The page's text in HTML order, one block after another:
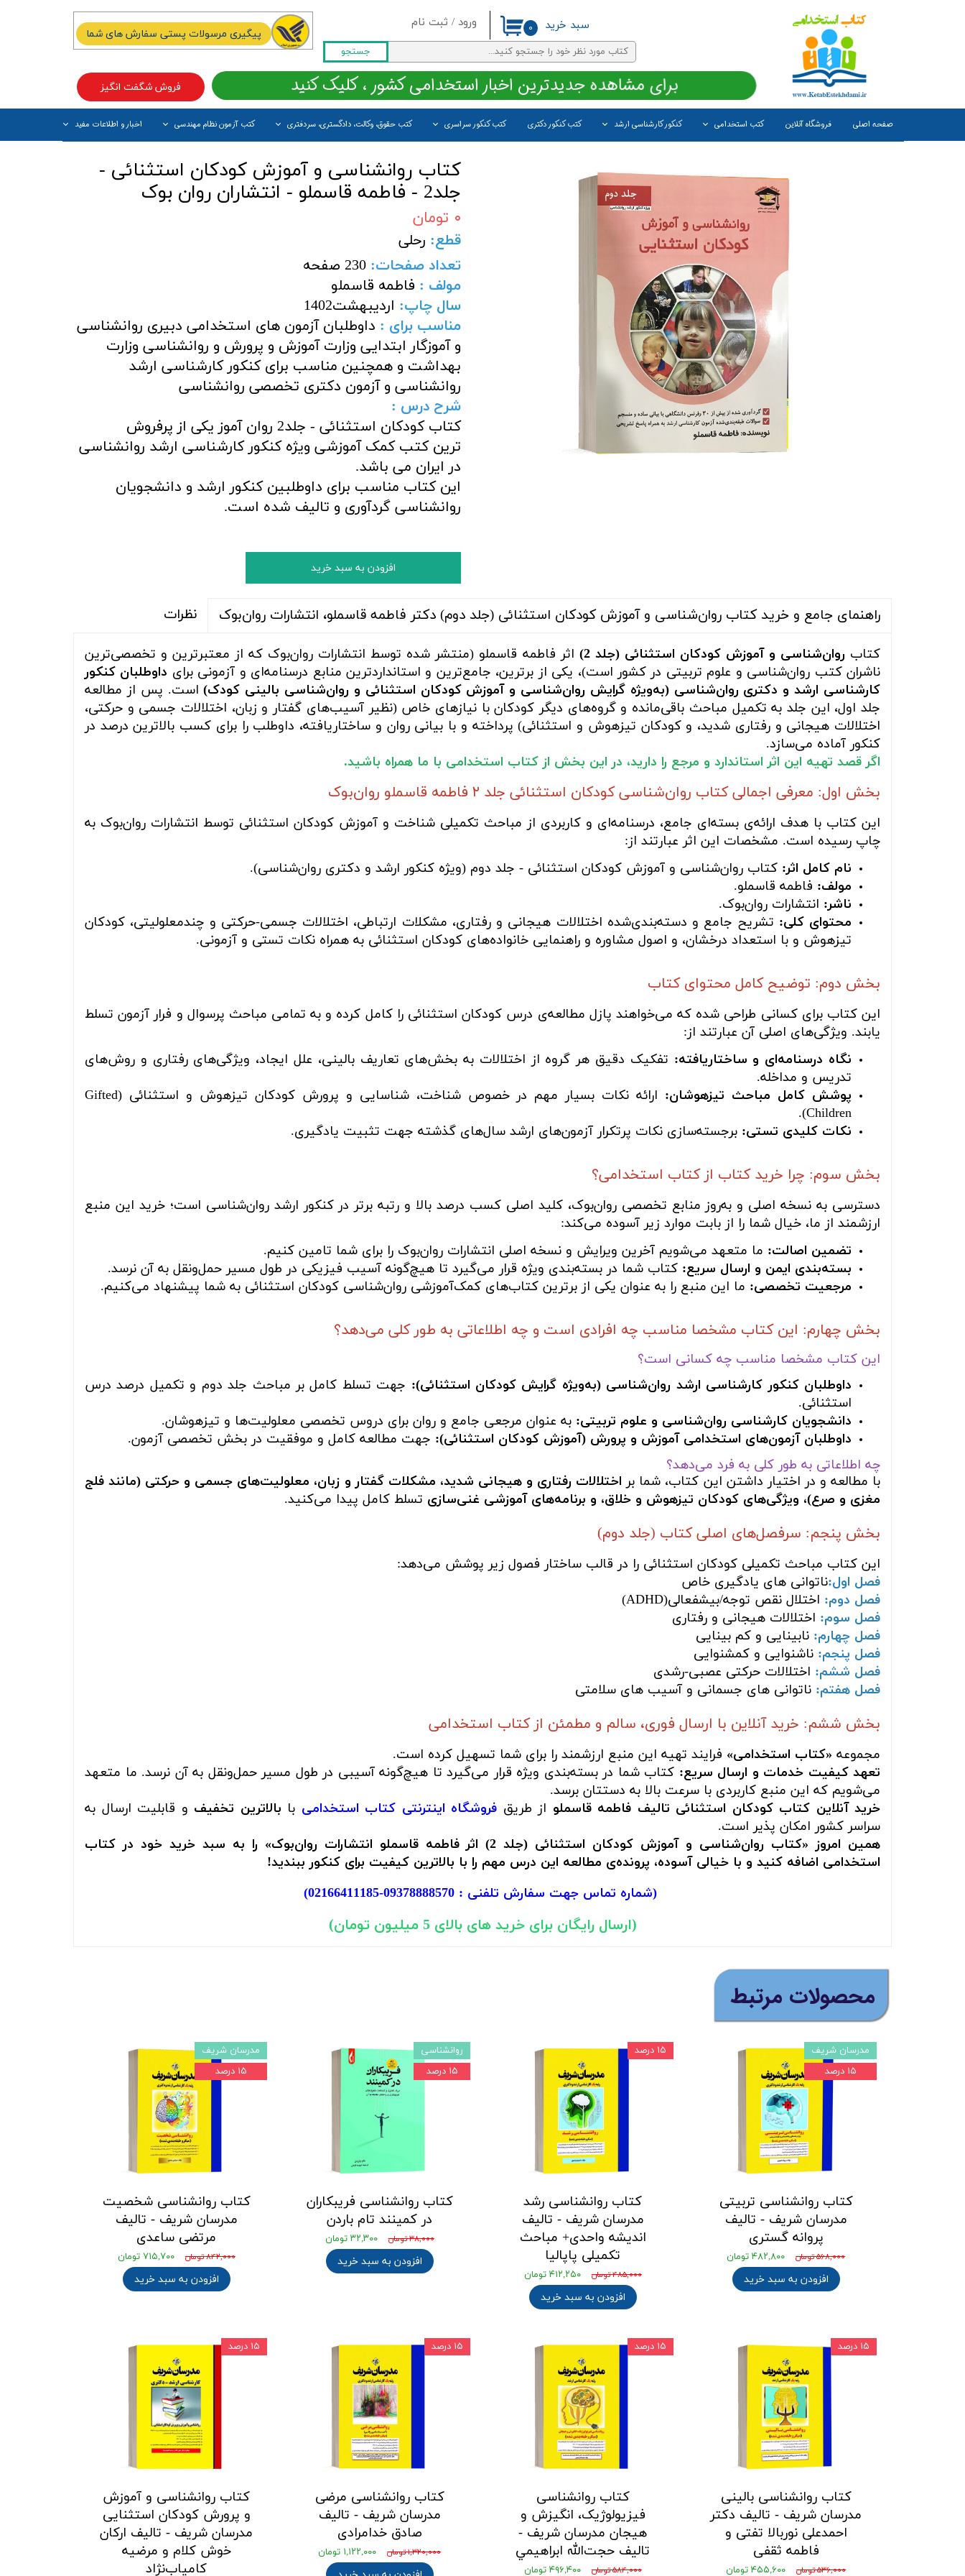
ورود / ثبت نام
حساب کاربری من
تغییر گذر واژه
سفارشات
خروج از حساب کاربری
جستجو
صفحه اصلی فروشگاه آنلاین کتب استخدامی کنکور کارشناسی ارشد کتب کنکور دکتری کتب کنکور سراسری کتب حقوق، وکالت، دادگستری، سردفتری کتب آزمون نظام مهندسی اخبار و اطلاعات مفید
۰ سبد خرید
فروش شگفت انگیز برای مشاهده جدیدترین اخبار استخدامی کشور ، کلیک کنید
پیگیری مرسولات پستی سفارش های شما
کتاب روانشناسی و آموزش کودکان استثنائی -
جلد2 - فاطمه قاسملو - انتشاران روان بوک
۰ تومان
قطع: رحلی
تعداد صفحات: 230 صفحه
مولف : فاطمه قاسملو
سال چاپ: اردیبهشت1402
مناسب برای : داوطلبان آزمون های استخدامی دبیری روانشناسی
و آموزگار ابتدایی وزارت آموزش و پرورش و روانشناسی وزارت
بهداشت و همچنین مناسب برای کنکور کارشناسی ارشد
روانشناسی و آزمون دکتری تخصصی روانشناسی
شرح درس :
کتاب کودکان استثنائی - جلد2 روان آموز یکی از پرفروش
ترین کتب کمک آموزشی ویژه کنکور کارشناسی ارشد روانشناسی
در ایران می باشد.
این کتاب مناسب برای داوطلبین کنکور ارشد و دانشجویان
روانشناسی گردآوری و تالیف شده است.
افزودن به سبد خرید
راهنمای جامع و خرید کتاب روان‌شناسی و آموزش کودکان استثنائی (جلد دوم) دکتر فاطمه قاسملو، انتشارات روان‌بوک نظرات
کتاب روان‌شناسی و آموزش کودکان استثنائی (جلد 2)
اثر فاطمه قاسملو (منتشر شده توسط انتشارات روان‌بوک که از معتبرترین و تخصصی‌ترین
ناشران کتب روان‌شناسی و علوم تربیتی در کشور است)، یکی از برترین، جامع‌ترین و استانداردترین منابع درسنامه‌ای و آزمونی برای داوطلبان کنکور
کارشناسی ارشد و دکتری روان‌شناسی (به‌ویژه گرایش روان‌شناسی و آموزش کودکان استثنائی و روان‌شناسی بالینی کودک)است. پس از مطالعه
جلد اول، این جلد به تکمیل مباحث باقی‌مانده و گروه‌های دیگر کودکان با نیازهای خاص (نظیر آسیب‌های گفتار و زبان، اختلالات جسمی و حرکتی،
اختلالات هیجانی و رفتاری شدید، و کودکان تیزهوش و استثنائی) پرداخته و با بیانی روان و ساختاریافته، داوطلب را برای کسب بالاترین درصد در
کنکور آماده می‌سازد.
اگر قصد تهیه این اثر استاندارد و مرجع را دارید، در این بخش از کتاب استخدامی با ما همراه باشید.
بخش اول: معرفی اجمالی کتاب روان‌شناسی کودکان استثنائی جلد ۲ فاطمه قاسملو روان‌بوک
این کتاب با هدف ارائه‌ی بسته‌ای جامع، درسنامه‌ای و کاربردی از مباحث تکمیلی شناخت و آموزش کودکان استثنائی توسط انتشارات روان‌بوک به
چاپ رسیده است. مشخصات این اثر عبارتند از:
نام کامل اثر: کتاب روان‌شناسی و آموزش کودکان استثنائی - جلد دوم (ویژه کنکور ارشد و دکتری روان‌شناسی).
مولف: فاطمه قاسملو.
ناشر: انتشارات روان‌بوک.
محتوای کلی: تشریح جامع و دسته‌بندی‌شده اختلالات هیجانی و رفتاری، مشکلات ارتباطی، اختلالات جسمی-حرکتی و چندمعلولیتی، کودکان
تیزهوش و با استعداد درخشان، و اصول مشاوره و راهنمایی خانواده‌های کودکان استثنائی به همراه نکات تستی و آزمونی.
بخش دوم: توضیح کامل محتوای کتاب
این کتاب برای کسانی طراحی شده که می‌خواهند پازل مطالعه‌ی درس کودکان استثنائی را کامل کرده و به تمامی مباحث پرسوال و فرار آزمون تسلط
یابند. ویژگی‌های اصلی آن عبارتند از:
نگاه درسنامه‌ای و ساختاریافته: تفکیک دقیق هر گروه از اختلالات به بخش‌های تعاریف بالینی، علل ایجاد، ویژگی‌های رفتاری و روش‌های
تدریس و مداخله.
پوشش کامل مباحث تیزهوشان:
ارائه نکات بسیار مهم در خصوص شناخت، شناسایی و پرورش کودکان تیزهوش و استثنائی (Gifted
Children).
نکات کلیدی تستی: برجسته‌سازی نکات پرتکرار آزمون‌های ارشد سال‌های گذشته جهت تثبیت یادگیری.
بخش سوم: چرا خرید کتاب از کتاب استخدامی؟
دسترسی به نسخه اصلی و به‌روز منابع تخصصی روان‌بوک، کلید اصلی کسب درصد بالا و رتبه برتر در کنکور ارشد روان‌شناسی است؛ خرید این منبع
ارزشمند از ما، خیال شما را از بابت موارد زیر آسوده می‌کند:
تضمین اصالت: ما متعهد می‌شویم آخرین ویرایش و نسخه اصلی انتشارات روان‌بوک را برای شما تامین کنیم.
بسته‌بندی ایمن و ارسال سریع: کتاب شما در بسته‌بندی ویژه قرار می‌گیرد تا هیچ‌گونه آسیب فیزیکی در طول مسیر حمل‌ونقل به آن نرسد.
مرجعیت تخصصی: ما این منبع را به عنوان یکی از برترین کتاب‌های کمک‌آموزشی روان‌شناسی کودکان استثنائی به شما پیشنهاد می‌کنیم.
بخش چهارم: این کتاب مشخصا مناسب چه افرادی است و چه اطلاعاتی به طور کلی می‌دهد؟
این کتاب مشخصا مناسب چه کسانی است؟
داوطلبان کنکور کارشناسی ارشد روان‌شناسی (به‌ویژه گرایش کودکان استثنائی): جهت تسلط کامل بر مباحث جلد دوم و تکمیل درصد درس
استثنائی.
دانشجویان کارشناسی روان‌شناسی و علوم تربیتی: به عنوان مرجعی جامع و روان برای دروس تخصصی معلولیت‌ها و تیزهوشان.
داوطلبان آزمون‌های استخدامی آموزش و پرورش (آموزش کودکان استثنائی): جهت مطالعه کامل و موفقیت در بخش تخصصی آزمون.
چه اطلاعاتی به طور کلی به فرد می‌دهد؟
با مطالعه و در اختیار داشتن این کتاب، شما بر اختلالات رفتاری و هیجانی شدید، مشکلات گفتار و زبان، معلولیت‌های جسمی و حرکتی (مانند فلج
مغزی و صرع)، ویژگی‌های کودکان تیزهوش و خلاق، و برنامه‌های آموزشی غنی‌سازی تسلط کامل پیدا می‌کنید.
بخش پنجم: سرفصل‌های اصلی کتاب (جلد دوم)
این کتاب مباحث تکمیلی کودکان استثنائی را در قالب ساختار فصول زیر پوشش می‌دهد:
فصل اول:ناتوانی های یادگیری خاص
فصل دوم: اختلال نقص توجه/بیشفعالی(ADHD)
فصل سوم: اختلالات هیجانی و رفتاری
فصل چهارم: نابینایی و کم بینایی
فصل پنجم: ناشنوایی و کمشنوایی
فصل ششم: اختلالات حرکتی عصبی-رشدی
فصل هفتم: ناتوانی های جسمانی و آسیب های سلامتی
بخش ششم: خرید آنلاین با ارسال فوری، سالم و مطمئن از کتاب استخدامی
مجموعه «کتاب استخدامی» فرایند تهیه این منبع ارزشمند را برای شما تسهیل کرده است.
تعهد کیفیت خدمات و ارسال سریع: کتاب شما در بسته‌بندی ویژه قرار می‌گیرد تا هیچ‌گونه آسیبی در طول مسیر حمل‌ونقل به آن نرسد. ما متعهد
می‌شویم که این منبع کاربردی با سرعت بالا به دستتان برسد.
خرید آنلاین کتاب کودکان استثنائی تالیف فاطمه قاسملو از طریق فروشگاه اینترنتی کتاب استخدامی با بالاترین تخفیف و قابلیت ارسال به
سراسر کشور امکان پذیر است.
همین امروز «کتاب روان‌شناسی و آموزش کودکان استثنائی (جلد 2) اثر فاطمه قاسملو انتشارات روان‌بوک» را به سبد خرید خود در کتاب
استخدامی اضافه کنید و با خیالی آسوده، پرونده‌ی مطالعه این درس مهم را با بالاترین کیفیت برای کنکور ببندید!
(شماره تماس جهت سفارش تلفنی : 09378888570
-
02166411185
)
(ارسال رایگان برای خرید های بالای 5 میلیون تومان)
​محصولات مرتبط
کتاب روانشناسی تربیتی
مدرسان شریف - تالیف
پروانه گستری
۵۶۸,۰۰۰ تومان ۴۸۲,۸۰۰ تومان
افزودن به سبد خرید
مدرسان شریف
۱۵ درصد
کتاب روانشناسی رشد
مدرسان شریف - تالیف
اندیشه واحدی+ مباحث
تکمیلی پاپالیا
۴۸۵,۰۰۰ تومان ۴۱۲,۲۵۰ تومان
افزودن به سبد خرید
۱۵ درصد
کتاب روانشناسی فریبکاران
در کمینند تام باردن
۳۸,۰۰۰ تومان ۳۲,۳۰۰ تومان
افزودن به سبد خرید
روانشناسی
۱۵ درصد
کتاب روانشناسی شخصیت
مدرسان شریف - تالیف
مرتضی ساعدی
۸۴۲,۰۰۰ تومان ۷۱۵,۷۰۰ تومان
افزودن به سبد خرید
مدرسان شریف
۱۵ درصد
کتاب روانشناسی بالینی
مدرسان شریف - تالیف دکتر
احمدعلی نوربالا تفتی و
فاطمه ثقفی
۵۳۶,۰۰۰ تومان ۴۵۵,۶۰۰ تومان
۱۵ درصد
کتاب روانشناسی
فیزیولوژیک، انگیزش و
هیجان مدرسان شریف -
تالیف حجت‌الله ابراهيمي
۵۸۴,۰۰۰ تومان ۴۹۶,۴۰۰ تومان
۱۵ درصد
کتاب روانشناسی مرضی
مدرسان شریف - تالیف
صادق خدامرادی
۱,۳۲۰,۰۰۰ تومان ۱,۱۲۲,۰۰۰ تومان
۱۵ درصد
کتاب روانشناسی و آموزش
و پرورش کودکان استثنایی
مدرسان شریف - تالیف اركان
خوش كلام و مرضيه
كامياب‌نژاد
۱۵ درصد